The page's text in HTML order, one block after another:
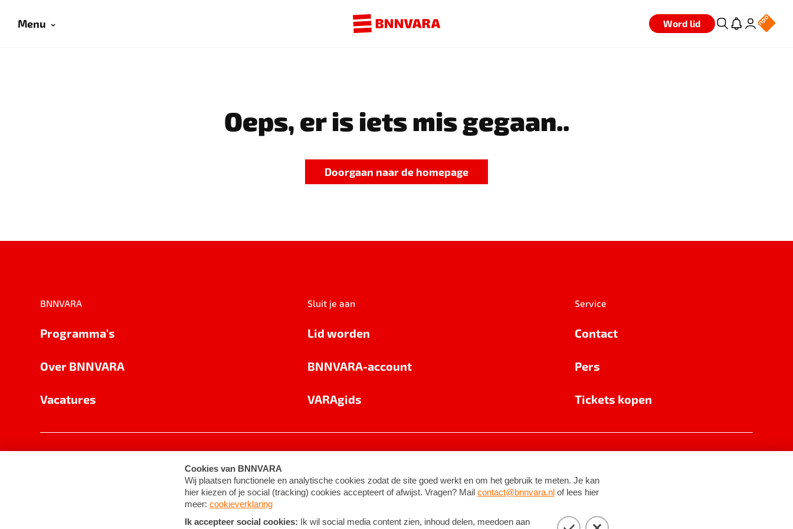
Menu Word lid
Oeps, er is iets mis gegaan..
Doorgaan naar de homepage
BNNVARA
Programma's
Over BNNVARA
Vacatures
Sluit je aan
Lid worden
BNNVARA-account
VARAgids
Service
Contact
Pers
Tickets kopen
Cookie-instellingen Algemene voorwaarden ©2026BNNVARA